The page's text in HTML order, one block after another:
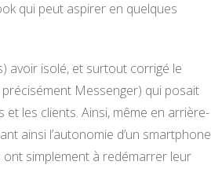
qui peut aspirer en quelques
avoir isolé, et surtout corrigé le
Messenger) qui posait
les clients. Ainsi, même en arrière-
ainsi l’autonomie d’un smartphone
simplement à redémarrer leur